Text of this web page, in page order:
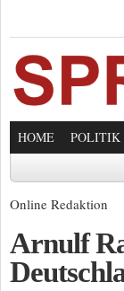
HOME POLITIK
Online Redaktion
Arnulf